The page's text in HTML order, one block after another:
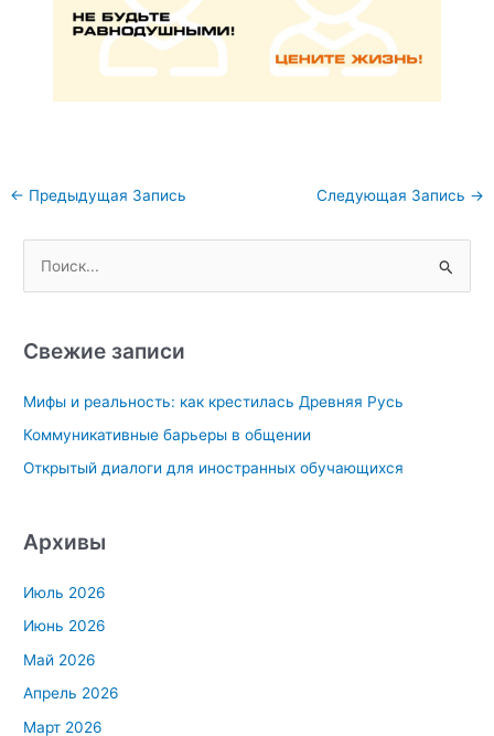
Навигация
записям
← Предыдущая Запись Следующая Запись →
с
:
Свежие записи
Мифы и реальность: как крестилась Древняя Русь
Коммуникативные барьеры в общении
Открытый диалоги для иностранных обучающихся
Архивы
Июль 2026
Июнь 2026
Май 2026
Апрель 2026
Март 2026